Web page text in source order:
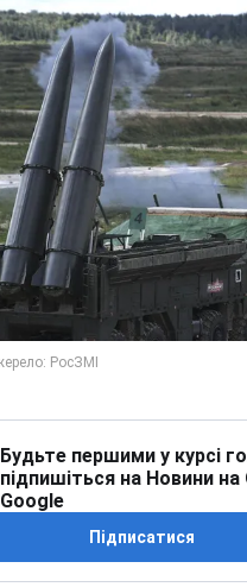
Будьте першими у курсі
підпишіться на Новини на
Google
Підписатися